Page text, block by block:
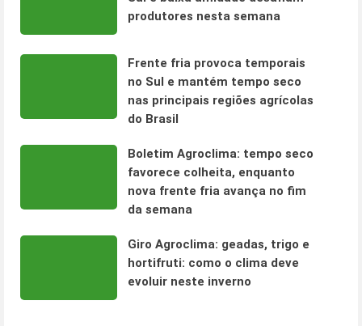
produtores nesta semana
Frente fria provoca temporais
no Sul e mantém tempo seco
nas principais regiões agrícolas
do Brasil
Boletim Agroclima: tempo seco
favorece colheita, enquanto
nova frente fria avança no fim
da semana
Giro Agroclima: geadas, trigo e
hortifruti: como o clima deve
evoluir neste inverno